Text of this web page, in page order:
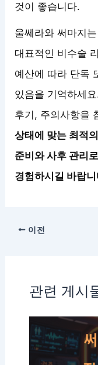
것이 좋습니다.
울쎄라와 써마지
대표적인 비수술
예산에 따라 단독
있음을 기억하세
후기, 주의사항을
상태에 맞는 최적
준비와 사후 관리
경험하시길 바랍
이전
관련 게시